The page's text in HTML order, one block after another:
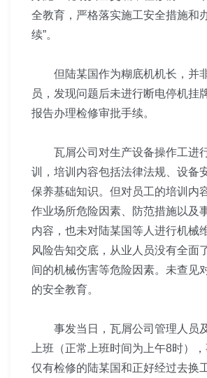
全教育，严格落实施工安全措施和
续”。
但陆某国作为糊底机机长，并
员，发现问题后未进行断电停机挂
报告办理检修审批手续。
瓦屑公司对生产设备操作工进
训，培训 内容包括法律法规、设备
保养基础知识。但对员工的培训内
作业场所危险因素、防范措施以及
内容，也未对陆某国等人进行机械
风险告知交底，从业人员没有全面
间的机械伤害等危险因素。未查见
的安全教育。
事发当日，瓦屑公司管理人员
上班（正常上班时间为上午8时）
仅有检修的陆某国和正好经过去换